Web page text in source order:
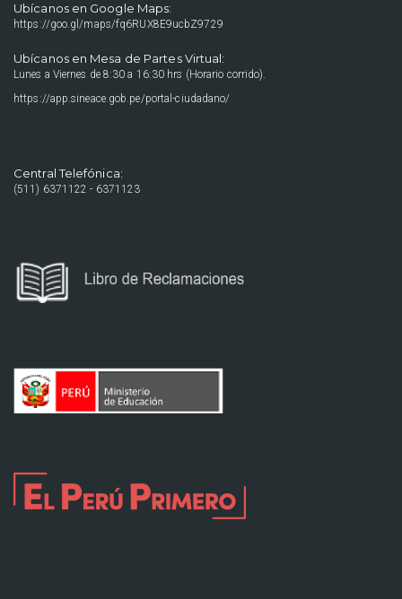
Ubícanos en Google Maps:
https://goo.gl/maps/fq6RUX8E9ucbZ9729
Ubícanos en Mesa de Partes Virtual:
Lunes a Viernes de 8:30 a 16:30 hrs (Horario corrido).
https://app.sineace.gob.pe/portal-ciudadano/
Central Telefónica:
(511) 6371122 - 6371123